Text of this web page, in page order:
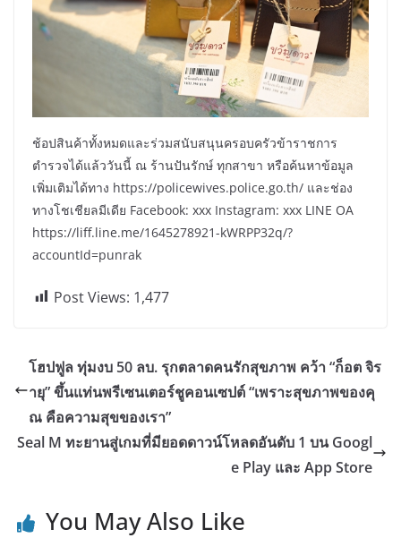
ช้อปสินค้าทั้งหมดและร่วมสนับสนุนครอบครัวข้าราชการ
ตำรวจได้แล้ววันนี้ ณ ร้านปันรักษ์ ทุกสาขา หรือค้นหาข้อมูล
เพิ่มเติมได้ทาง https://policewives.police.go.th/ และช่อง
ทางโชเชียลมีเดีย Facebook: xxx Instagram: xxx LINE OA
https://liff.line.me/1645278921-kWRPP32q/?
accountId=punrak
Post Views: 1,477
โฮปฟูล ทุ่มงบ 50 ลบ. รุกตลาดคนรักสุขภาพ คว้า “ก็อต จิร
ายุ” ขึ้นแท่นพรีเซนเตอร์ชูคอนเซปต์ “เพราะสุขภาพของคุ
ณ คือความสุขของเรา”
Seal M ทะยานสู่เกมที่มียอดดาวน์โหลดอันดับ 1 บน Googl
e Play และ App Store
You May Also Like